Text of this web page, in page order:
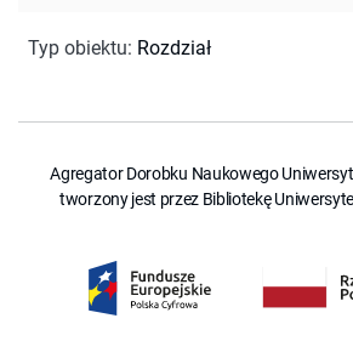
Typ obiektu: Rozdział
Agregator Dorobku Naukowego
tworzony jest przez Bibliotekę